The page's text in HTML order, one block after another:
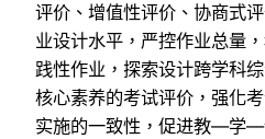
评价、增值性评价、协商式
业设计水平，严控作业总量
践性作业，探索设计跨学科
核心素养的考试评价，强化
实施的一致性，促进教—学—